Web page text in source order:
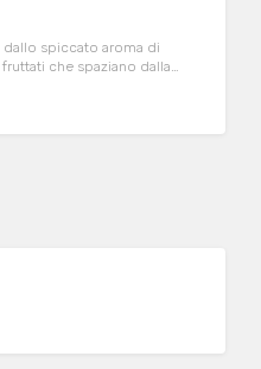
dallo spiccato aroma di
che spaziano dalla